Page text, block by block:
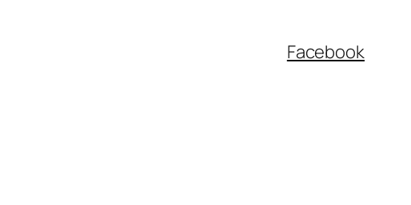
Facebook